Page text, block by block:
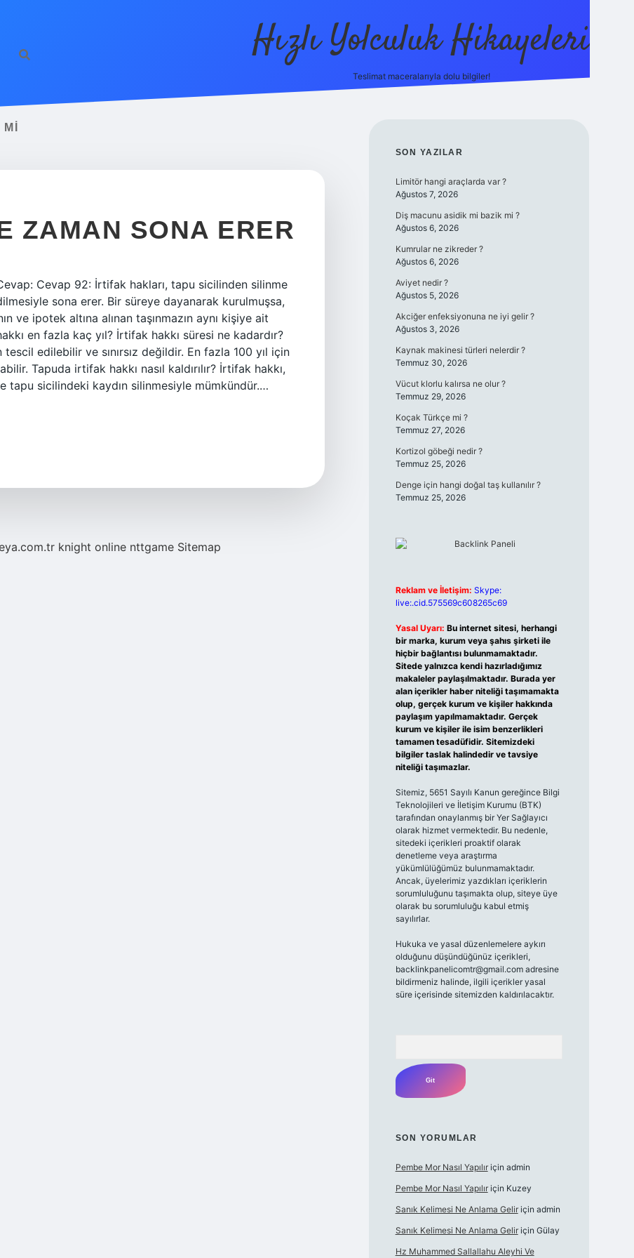
Hızlı Yolculuk Hikayeleri
Teslimat maceralarıyla dolu bilgiler!
ZAMAN SONA ERER
Cevap 92: İrtifak hakları, tapu sicilinden silinme
sona erer. Bir süreye dayanarak kurulmuşsa,
ve ipotek altına alınan taşınmazın aynı kişiye ait
en fazla kaç yıl? İrtifak hakkı süresi ne kadardır?
edilebilir ve sınırsız değildir. En fazla 100 yıl için
Tapuda irtifak hakkı nasıl kaldırılır? İrtifak hakkı,
tapu sicilindeki kaydın silinmesiyle mümkündür.…
knight online nttgame Sitemap
SIDEBAR
SON YAZILAR
Limitör hangi araçlarda var ?
Ağustos 7, 2026
Diş macunu asidik mi bazik mi ?
Ağustos 6, 2026
Kumrular ne zikreder ?
Ağustos 6, 2026
Aviyet nedir ?
Ağustos 5, 2026
Akciğer enfeksiyonuna ne iyi gelir ?
Ağustos 3, 2026
Kaynak makinesi türleri nelerdir ?
Temmuz 30, 2026
Vücut klorlu kalırsa ne olur ?
Temmuz 29, 2026
Koçak Türkçe mi ?
Temmuz 27, 2026
Kortizol göbeği nedir ?
Temmuz 25, 2026
Denge için hangi doğal taş kullanılır ?
Temmuz 25, 2026
Reklam ve İletişim: Skype:
live:.cid.575569c608265c69
Yasal Uyarı: Bu internet sitesi, herhangi
bir marka, kurum veya şahıs şirketi ile
hiçbir bağlantısı bulunmamaktadır.
Sitede yalnızca kendi hazırladığımız
makaleler paylaşılmaktadır. Burada yer
alan içerikler haber niteliği taşımamakta
olup, gerçek kurum ve kişiler hakkında
paylaşım yapılmamaktadır. Gerçek
kurum ve kişiler ile isim benzerlikleri
tamamen tesadüfidir. Sitemizdeki
bilgiler taslak halindedir ve tavsiye
niteliği taşımazlar.
Sitemiz, 5651 Sayılı Kanun gereğince Bilgi
Teknolojileri ve İletişim Kurumu (BTK)
tarafından onaylanmış bir Yer Sağlayıcı
olarak hizmet vermektedir. Bu nedenle,
sitedeki içerikleri proaktif olarak
denetleme veya araştırma
yükümlülüğümüz bulunmamaktadır.
Ancak, üyelerimiz yazdıkları içeriklerin
sorumluluğunu taşımakta olup, siteye üye
olarak bu sorumluluğu kabul etmiş
sayılırlar.
Hukuka ve yasal düzenlemelere aykırı
olduğunu düşündüğünüz içerikleri,
backlinkpanelicomtr@gmail.comadresine
bildirmeniz halinde, ilgili içerikler yasal
süre içerisinde sitemizden kaldırılacaktır.
SON YORUMLAR
Pembe Mor Nasıl Yapılıriçin admin
Pembe Mor Nasıl Yapılıriçin Kuzey
Sanık Kelimesi Ne Anlama Geliriçin admin
Sanık Kelimesi Ne Anlama Geliriçin Gülay
Hz Muhammed Sallallahu Aleyhi Ve